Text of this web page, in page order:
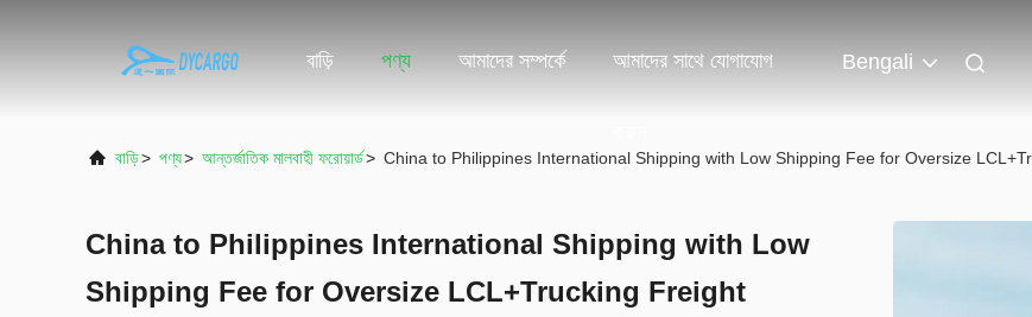
বাড়ি পণ্য আমাদের সম্পর্কে আমাদের সাথে যোগাযোগ Bengali
বাড়ি> পণ্য> আন্তর্জাতিক মালবাহী ফরোয়ার্ড> China to Philippines International Shipping with Low Shipping Fee for Oversize
China to Philippines International Shipping with Low
Shipping Fee for Oversize LCL+Trucking Freight